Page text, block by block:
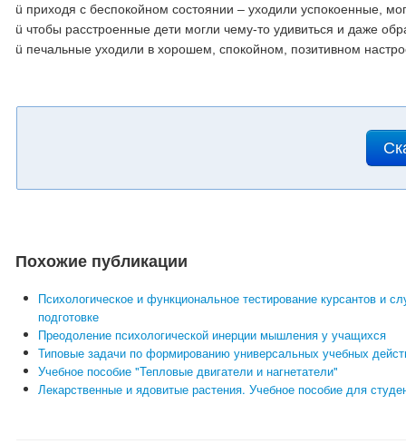
ü приходя с беспокойном состоянии – уходили успокоенные,
ü чтобы расстроенные дети могли чему-то удивиться и даже
ü печальные уходили в хорошем, спокойном, позитивном
Похожие публикации
Психологическое и функциональное тестирование курсантов и
подготовке
Преодоление психологической инерции мышления у учащихся
Типовые задачи по формированию универсальных учебных
Учебное пособие "Тепловые двигатели и нагнетатели"
Лекарственные и ядовитые растения. Учебное пособие для